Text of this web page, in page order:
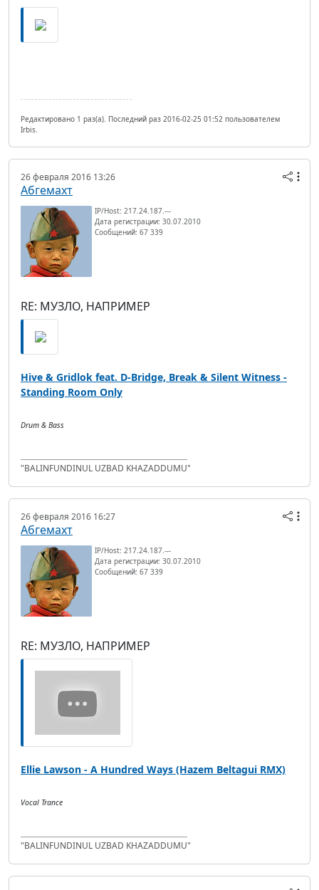
Редактировано 1 раз(а). Последний раз 2016-02-25 01:52 пользователем
Irbis.
26 февраля 2016 13:26
Абгемахт
IP/Host: 217.24.187.---
Дата регистрации: 30.07.2010
Сообщений: 67 339
RE: МУЗЛО, НАПРИМЕР
Hive & Gridlok feat. D-Bridge, Break & Silent Witness -
Standing Room Only
Drum & Bass
"BALINFUNDINUL UZBAD KHAZADDUMU"
26 февраля 2016 16:27
Абгемахт
IP/Host: 217.24.187.---
Дата регистрации: 30.07.2010
Сообщений: 67 339
RE: МУЗЛО, НАПРИМЕР
Ellie Lawson - A Hundred Ways (Hazem Beltagui RMX)
Vocal Trance
"BALINFUNDINUL UZBAD KHAZADDUMU"